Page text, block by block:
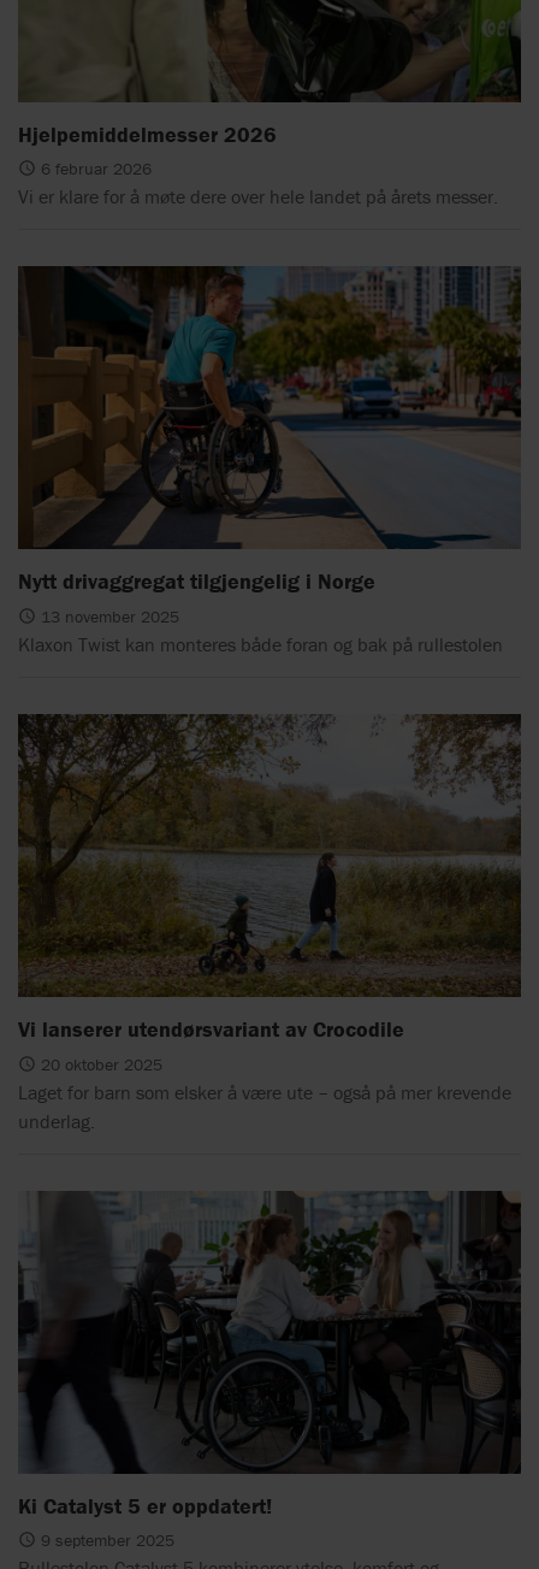
Hjelpemiddelmesser 2026
6 februar 2026
Vi er klare for å møte dere over hele landet på årets messer.
Nytt drivaggregat tilgjengelig i Norge
13 november 2025
Klaxon Twist kan monteres både foran og bak på rullestolen
Vi lanserer utendørsvariant av Crocodile
20 oktober 2025
Laget for barn som elsker å være ute – også på mer krevende
underlag.
Ki Catalyst 5 er oppdatert!
9 september 2025